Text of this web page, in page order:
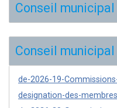
Conseil
Conseil
de-2026-19-
designation-des-membres